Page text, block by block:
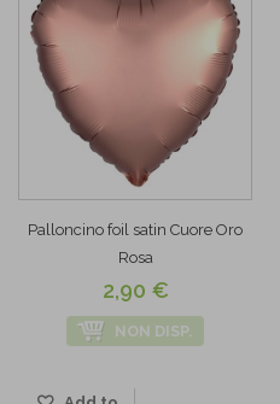
Palloncino foil satin Cuore Oro
Rosa
2,90 €
NON DISP.